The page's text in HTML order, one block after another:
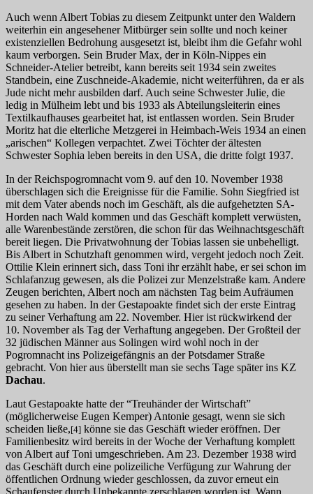
Auch wenn Albert Tobias zu diesem Zeitpunkt unter den Waldern
weiterhin ein angesehener Mitbürger sein sollte und noch keiner
existenziellen Bedrohung ausgesetzt ist, bleibt ihm die Gefahr wohl
kaum verborgen. Sein Bruder Max, der in Köln-Nippes ein
Schneider-Atelier betreibt, kann bereits seit 1934 sein zweites
Standbein, eine Zuschneide-Akademie, nicht weiterführen, da er als
Jude nicht mehr ausbilden darf. Auch seine Schwester Julie, die
ledig in Mülheim lebt und bis 1933 als Abteilungsleiterin eines
Textilkaufhauses gearbeitet hat, ist entlassen worden. Sein Bruder
Moritz hat die elterliche Metzgerei in Heimbach-Weis 1934 an einen
„arischen“ Kollegen verpachtet. Zwei Töchter der ältesten
Schwester Sophia leben bereits in den USA, die dritte folgt 1937.
In der Reichspogromnacht vom 9. auf den 10. November 1938
überschlagen sich die Ereignisse für die Familie. Sohn Siegfried ist
mit dem Vater abends noch im Geschäft, als die aufgehetzten SA-
Horden nach Wald kommen und das Geschäft komplett verwüsten,
alle Warenbestände zerstören, die schon für das Weihnachtsgeschäft
bereit liegen. Die Privatwohnung der Tobias lassen sie unbehelligt.
Bis Albert in Schutzhaft genommen wird, vergeht jedoch noch Zeit.
Ottilie Klein erinnert sich, dass Toni ihr erzählt habe, er sei schon im
Schlafanzug gewesen, als die Polizei zur Menzelstraße kam. Andere
Zeugen berichten, Albert noch am nächsten Tag beim Aufräumen
gesehen zu haben. In der Gestapoakte findet sich der erste Eintrag
zu seiner Verhaftung am 22. November. Hier ist rückwirkend der
10. November als Tag der Verhaftung angegeben. Der Großteil der
32 jüdischen Männer aus Solingen wird wohl noch in der
Pogromnacht ins Polizeigefängnis an der Potsdamer Straße
gebracht. Von hier aus überstellt man sie sechs Tage später ins KZ
Dachau.
Laut Gestapoakte hatte der “Treuhänder der Wirtschaft”
(möglicherweise Eugen Kemper) Antonie gesagt, wenn sie sich
scheiden ließe,[4] könne sie das Geschäft wieder eröffnen. Der
Familienbesitz wird bereits in der Woche der Verhaftung komplett
von Albert auf Toni umgeschrieben. Am 23. Dezember 1938 wird
das Geschäft durch eine polizeiliche Verfügung zur Wahrung der
öffentlichen Ordnung wieder geschlossen, da zuvor erneut ein
Schaufenster durch Unbekannte zerschlagen worden ist. Wann